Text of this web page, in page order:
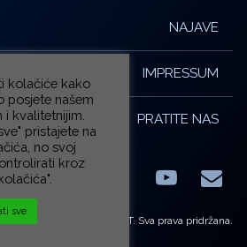
NAJAVE
IMPRESSUM
PRATITE NAS
FacebookLinkedIn E-
© ZG-KULT. Sva prava pridržana.
kolačiće kako
posjete našem
kvalitetnijim.
pristajete na
no svoj
kroz
sve